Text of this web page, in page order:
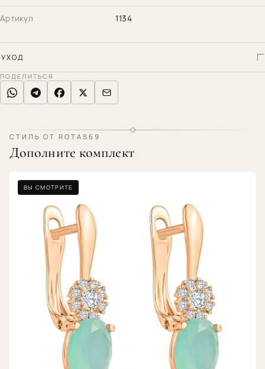
Артикул 1134
УХОД
ПОДЕЛИТЬСЯ
СТИЛЬ ОТ ROTAS69
Дополните комплект
ВЫ СМОТРИТЕ